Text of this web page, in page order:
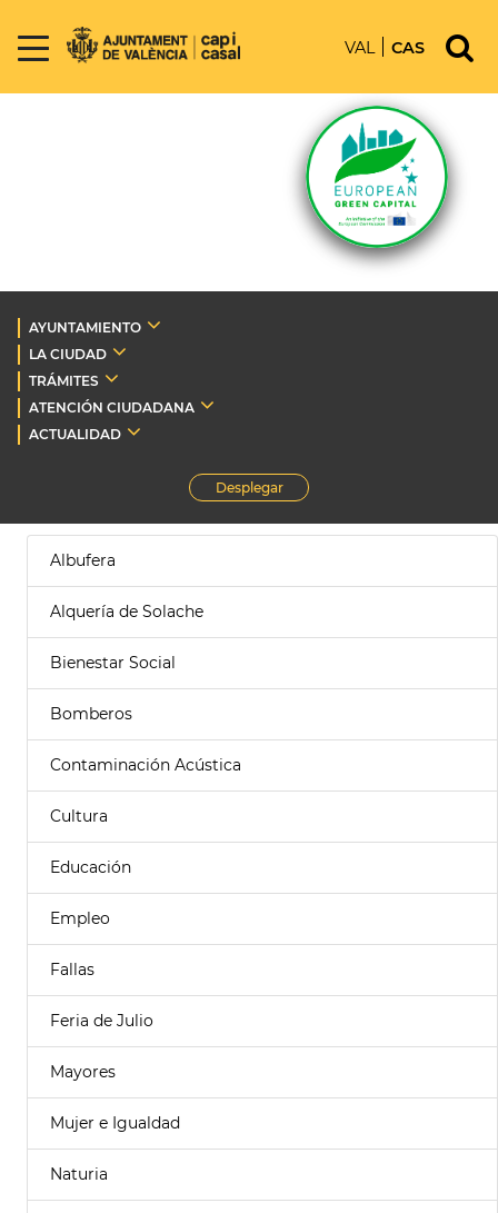
VAL CAS
AYUNTAMIENTO
LA CIUDAD
TRÁMITES
ATENCIÓN CIUDADANA
ACTUALIDAD
Desplegar
Albufera
Alquería de Solache
Bienestar Social
Bomberos
Contaminación Acústica
Cultura
Educación
Empleo
Fallas
Feria de Julio
Mayores
Mujer e Igualdad
Naturia